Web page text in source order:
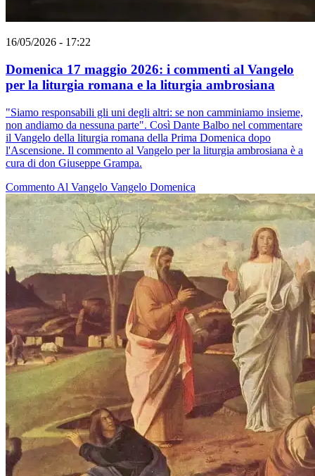
16/05/2026 - 17:22
Domenica 17 maggio 2026: i commenti al Vangelo
per la liturgia romana e la liturgia ambrosiana
"Siamo responsabili gli uni degli altri: se non camminiamo insieme,
non andiamo da nessuna parte". Così Dante Balbo nel commentare
il Vangelo della liturgia romana della Prima Domenica dopo
l'Ascensione. Il commento al Vangelo per la liturgia ambrosiana è a
cura di don Giuseppe Grampa.
Commento Al Vangelo Vangelo Domenica